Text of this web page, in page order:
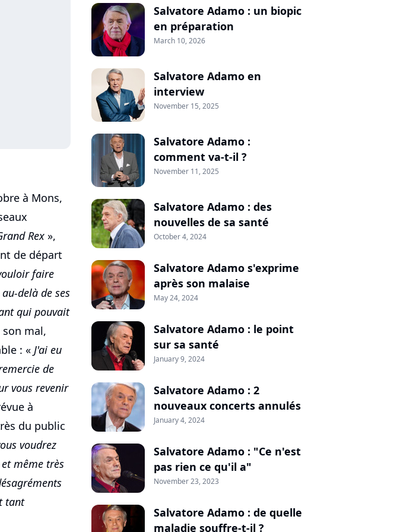
à Mons,
Rex »,
de départ
faire
delà de ses
qui pouvait
son mal,
: « J'ai eu
de
vous revenir
à
du public
voudrez
même très
tant
Salvatore Adamo : un biopic
en préparation
March 10, 2026
Salvatore Adamo en
interview
November 15, 2025
Salvatore Adamo :
comment va-t-il ?
November 11, 2025
Salvatore Adamo : des
nouvelles de sa santé
October 4, 2024
Salvatore Adamo s'exprime
après son malaise
May 24, 2024
Salvatore Adamo : le point
sur sa santé
January 9, 2024
Salvatore Adamo : 2
nouveaux concerts annulés
January 4, 2024
Salvatore Adamo : "Ce n'est
pas rien ce qu'il a"
November 23, 2023
Salvatore Adamo : de quelle
maladie souffre-t-il ?